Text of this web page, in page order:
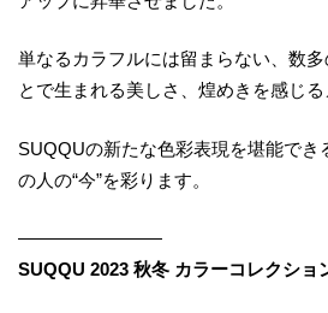
単なるカラフルには留まらない、数
とで生まれる美しさ、煌めきを感じる
SUQQUの新たな色彩表現を堪能でき
の人の“今”を彩ります。
――――――――
SUQQU 2023 秋冬 カラーコレクショ